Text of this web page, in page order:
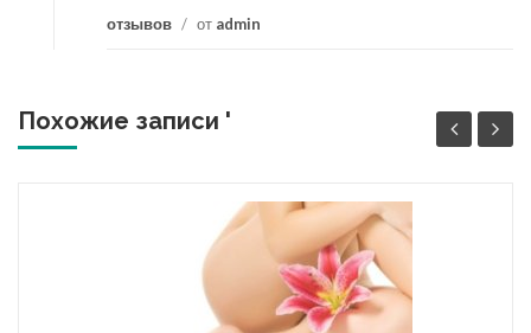
отзывов / от admin
Похожие записи '